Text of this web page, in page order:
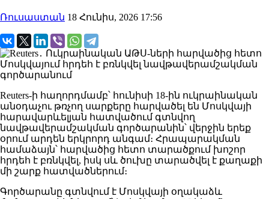
Ռուսաստան 18 Հունիս, 2026 17:56
Reuters-ի հաղորդմամբ՝ հունիսի 18-ին ուկրաինական
անօդաչու թռչող սարքերը հարվածել են Մոսկվայի
հարավարևելյան հատվածում գտնվող
նավթավերամշակման գործարանին՝ վերջին երեք
օրում արդեն երկրորդ անգամ։ Հրապարակման
համաձայն՝ հարվածից հետո տարածքում խոշոր
հրդեհ է բռնկվել, իսկ սև ծուխը տարածվել է քաղաքի
մի շարք հատվածներում։
Գործարանը գտնվում է Մոսկվայի օղակաձև